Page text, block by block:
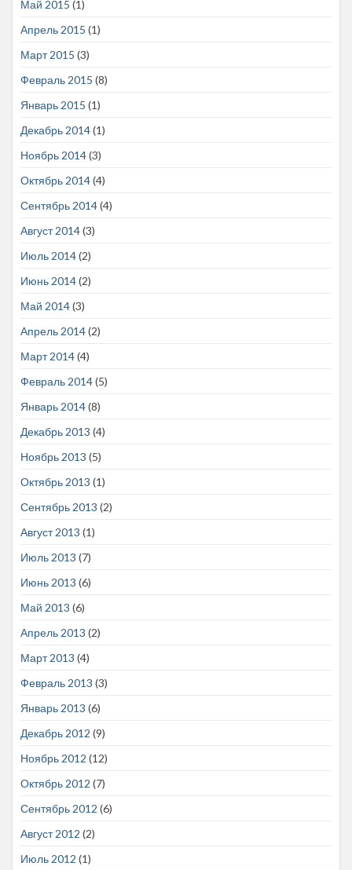
Май 2015 (1)
Апрель 2015 (1)
Март 2015 (3)
Февраль 2015 (8)
Январь 2015 (1)
Декабрь 2014(1)
Ноябрь 2014(3)
Октябрь 2014(4)
Сентябрь 2014(4)
Август 2014(3)
Июль 2014(2)
Июнь 2014(2)
Май 2014(3)
Апрель 2014(2)
Март 2014(4)
Февраль 2014(5)
Январь 2014(8)
Декабрь 2013 (4)
Ноябрь 2013 (5)
Октябрь 2013 (1)
Сентябрь 2013 (2)
Август 2013 (1)
Июль 2013 (7)
Июнь 2013 (6)
Май 2013 (6)
Апрель 2013 (2)
Март 2013 (4)
Февраль 2013 (3)
Январь 2013 (6)
Декабрь 2012 (9)
Ноябрь 2012 (12)
Октябрь 2012 (7)
Сентябрь 2012 (6)
Август 2012 (2)
Июль 2012 (1)